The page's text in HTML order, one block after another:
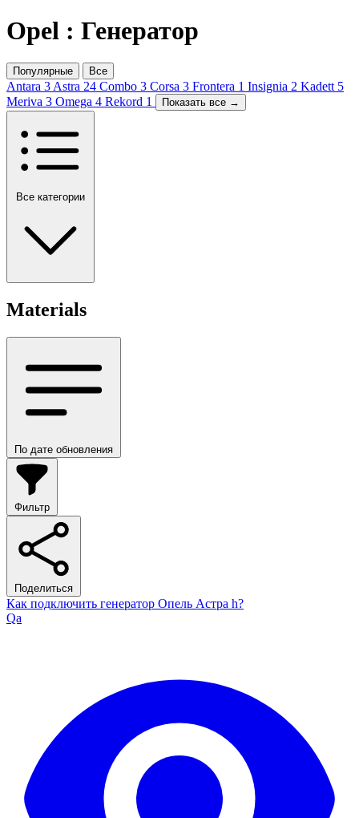
Opel : Генератор
Популярные Все
Antara 3 Astra 24 Combo 3 Corsa 3 Frontera 1 Insignia 2 Kadett 5
Meriva 3 Omega 4 Rekord 1 Показать все →
Все категории
Materials
По дате обновления
Фильтр
Поделиться
Как подключить генератор Опель Астра h?
Qa